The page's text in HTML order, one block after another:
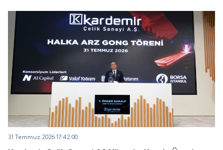
31 Temmuz 2026 17:42:00